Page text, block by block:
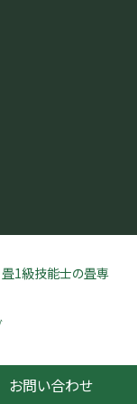
問い合わせ
1級技能士の畳専